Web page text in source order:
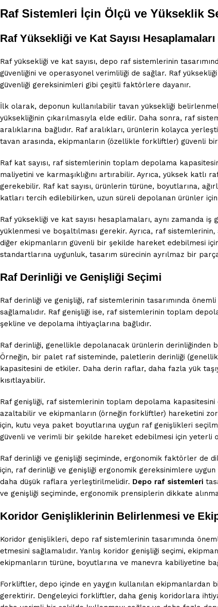
Raf Sistemleri İçin Ölçü ve Yükseklik
Raf Yüksekliği ve Kat Sayısı Hesaplamaları
Raf yüksekliği ve kat sayısı, depo raf sistemlerinin
güvenliğini ve operasyonel verimliliği de sağlar. Raf
güvenliği gereksinimleri gibi çeşitli faktörlere dayanır.
İlk olarak, deponun kullanılabilir tavan yüksekliği
yüksekliğinin çıkarılmasıyla elde edilir. Daha sonra, raf
aralıklarına bağlıdır. Raf aralıkları, ürünlerin kolayca
tavan arasında, ekipmanların (özellikle forkliftler) güvenli
Raf kat sayısı, raf sistemlerinin toplam depolama
maliyetini ve karmaşıklığını artırabilir. Ayrıca, yüksek
gerekebilir. Raf kat sayısı, ürünlerin türüne, boyutlarına,
katları tercih edilebilirken, uzun süreli depolanan ürünler
Raf yüksekliği ve kat sayısı hesaplamaları, aynı zamanda
yüklenmesi ve boşaltılması gerekir. Ayrıca, raf
diğer ekipmanların güvenli bir şekilde hareket edebilmesi
standartlarına uygunluk, tasarım sürecinin ayrılmaz bir
Raf Derinliği ve Genişliği Seçimi
Raf derinliği ve genişliği, raf sistemlerinin tasarımında
sağlamalıdır. Raf genişliği ise, raf sistemlerinin toplam
şekline ve depolama ihtiyaçlarına bağlıdır.
Raf derinliği, genellikle depolanacak ürünlerin derinliğinden
Örneğin, bir palet raf sisteminde, paletlerin derinliği
kapasitesini de etkiler. Daha derin raflar, daha fazla yük
kısıtlayabilir.
Raf genişliği, raf sistemlerinin toplam depolama
azaltabilir ve ekipmanların (örneğin forkliftler) hareketini
için, kutu veya paket boyutlarına uygun raf genişlikleri
güvenli ve verimli bir şekilde hareket edebilmesi için yeterli
Raf derinliği ve genişliği seçiminde, ergonomik faktörler de
için, raf derinliği ve genişliği ergonomik gereksinimlere
daha düşük raflara yerleştirilmelidir. Depo raf sistemleri
ve genişliği seçiminde, ergonomik prensiplerin dikkate
Koridor Genişliklerinin Belirlenmesi ve
Koridor genişlikleri, depo raf sistemlerinin tasarımında
etmesini sağlamalıdır. Yanlış koridor genişliği seçimi,
ekipmanların türüne, boyutlarına ve manevra kabiliyetine
Forkliftler, depo içinde en yaygın kullanılan
gerektirir. Dengeleyici forkliftler, daha geniş koridorlara